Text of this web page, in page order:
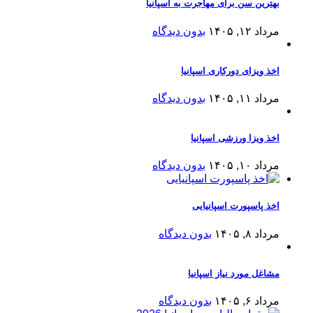
بهترین سن برای مهاجرت به اسپانیا
مرداد ۱۲, ۱۴۰۵ بدون دیدگاه
اخذ ویزای دورکاری اسپانیا
مرداد ۱۱, ۱۴۰۵ بدون دیدگاه
اخذ ویزا ورزشی اسپانیا
مرداد ۱۰, ۱۴۰۵ بدون دیدگاه
اخذ پاسپورت اسپانیایی
مرداد ۸, ۱۴۰۵ بدون دیدگاه
مشاغل مورد نیاز اسپانیا
مرداد ۶, ۱۴۰۵ بدون دیدگاه